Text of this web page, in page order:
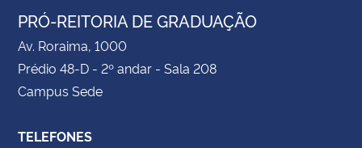
PRÓ-REITORIA DE GRADUAÇÃO
Av. Roraima, 1000
Prédio 48-D - 2º andar - Sala 208
Campus Sede
TELEFONES